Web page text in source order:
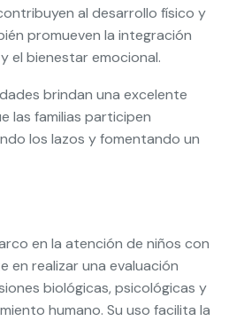
al desarrollo físico y
promueven la integración
el bienestar emocional.
brindan una excelente
las familias participen
los lazos y fomentando un
en la atención de niños con
en realizar una evaluación
biológicas, psicológicas y
humano. Su uso facilita la